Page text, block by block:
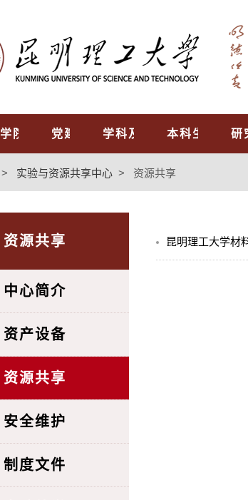
学院概况 党建工作 学科及专业 本科生教育 研
> 实验与资源共享中心 > 资源共享
资源共享
中心简介
资产设备
资源共享
安全维护
制度文件
昆明理工大学材